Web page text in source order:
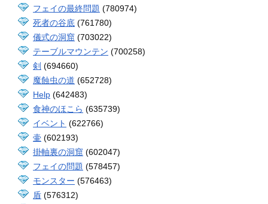
フェイの最終問題 (780974)
死者の谷底 (761780)
儀式の洞窟 (703022)
テーブルマウンテン (700258)
剣 (694660)
魔蝕虫の道 (652728)
Help (642483)
食神のほこら (635739)
イベント (622766)
壷 (602193)
掛軸裏の洞窟 (602047)
フェイの問題 (578457)
モンスター (576463)
盾 (576312)